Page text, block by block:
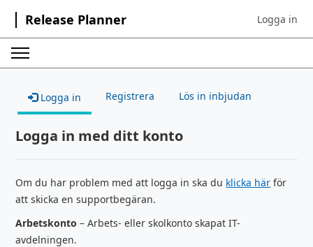
Release Planner Sign in to
Logga in
Logga in Registrera Lös in inbjudan
Logga in med ditt konto
Om du har problem med att logga in ska du klicka här för
att skicka en supportbegäran.
Arbetskonto – Arbets- eller skolkonto skapat IT-
avdelningen.